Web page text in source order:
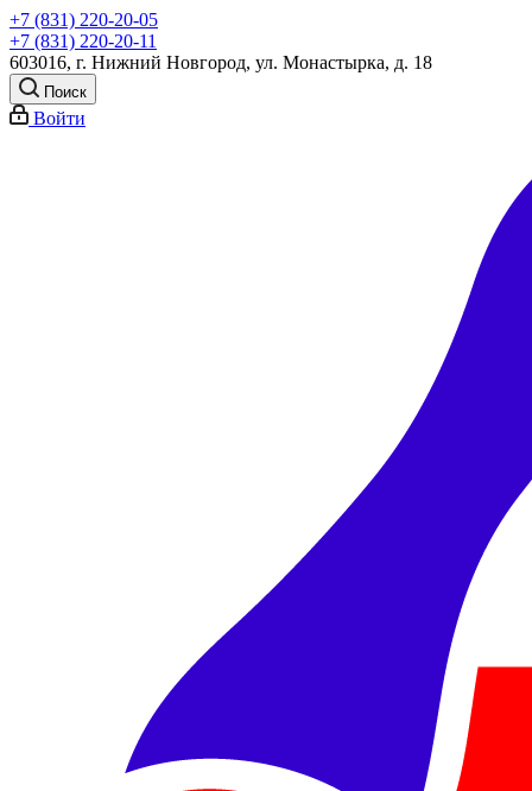
+7 (831) 220-20-05
+7 (831) 220-20-11
603016, г. Нижний Новгород, ул. Монастырка, д. 18
Поиск
Войти